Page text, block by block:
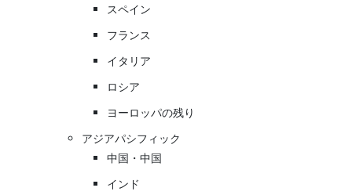
スペイン
フランス
イタリア
ロシア
ヨーロッパの残り
アジアパシフィック
中国・中国
インド